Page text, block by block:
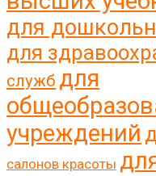
для
для
служб для
учреждений
салонов красоты